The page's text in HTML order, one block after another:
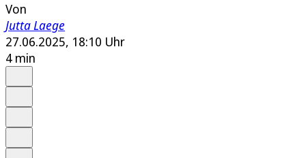
Von
Jutta Laege
27.06.2025, 18:10 Uhr
4 min